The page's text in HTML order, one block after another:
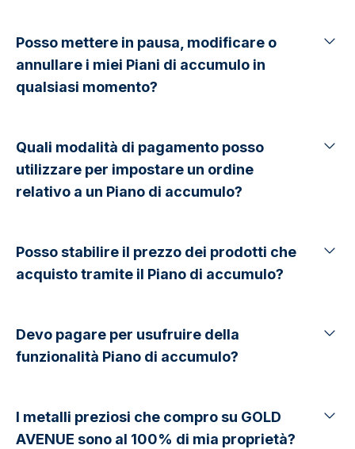
Posso mettere in pausa, modificare o
annullare i miei Piani di accumulo in
qualsiasi momento?
Quali modalità di pagamento posso
utilizzare per impostare un ordine
relativo a un Piano di accumulo?
Posso stabilire il prezzo dei prodotti che
acquisto tramite il Piano di accumulo?
Devo pagare per usufruire della
funzionalità Piano di accumulo?
I metalli preziosi che compro su GOLD
AVENUE sono al 100% di mia proprietà?